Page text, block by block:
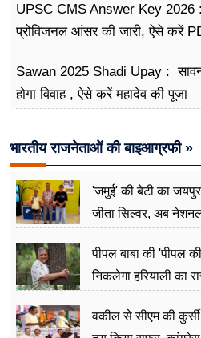
UPSC CMS Answer Key 2026 :
प्रोविजनल आंसर की जारी, ऐसे करें
Sawan 2025 Shadi Upay :
होगा विवाह , ऐसे करें महादेव की पूजा
भारतीय राजनेताओं की बाइआग्रफी »
'जमुई' की बेटी का
जीता सिल्वर, अब नेशनल
पीपल बाबा की 'पीपल
निकलेगा हरियाली का
वकील से सीएम की